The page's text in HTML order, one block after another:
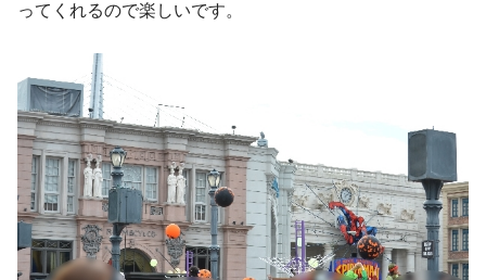
ってくれるので楽しいです。